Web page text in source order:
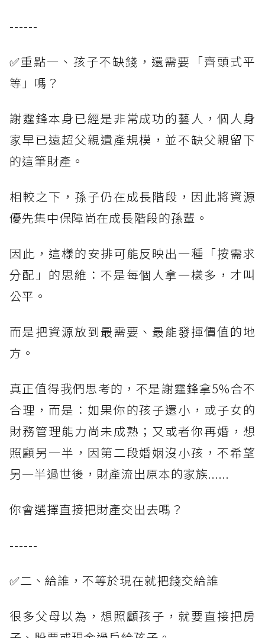
------
✅重點一、孩子不缺錢，還需要「齊頭式平
等」嗎？
謝霆鋒本身已經是非常成功的藝人，個人身
家早已遠超父親遺產規模，並不缺父親留下
的這筆財產。
相較之下，孫子仍在成長階段，因此將資源
優先集中保障尚在成長階段的孫輩。
因此，這樣的安排可能反映出一種「按需求
分配」的思維：不是每個人拿一樣多，才叫
公平。
而是把資源放到最需要、最能發揮價值的地
方。
真正值得我們思考的，不是謝霆鋒拿5%合不
合理，而是：如果你的孩子還小，或子女的
財務管理能力尚未成熟；又或者你再婚，想
照顧另一半，因第二段婚姻沒小孩，不希望
另一半過世後，財產流出原本的家族......
你會選擇直接把財產交出去嗎？
------
✅二、給誰，不等於現在就把錢交給誰
很多父母以為，想照顧孩子，就要直接把房